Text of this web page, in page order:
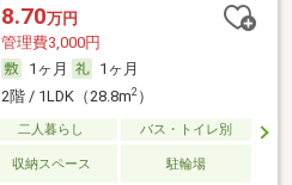
8.70万円
管理費3,000円
1ヶ月
1ヶ月
2階 / 1LDK（28.8m2）
二人暮らし
バス・トイレ別
収納スペース 駐輪場